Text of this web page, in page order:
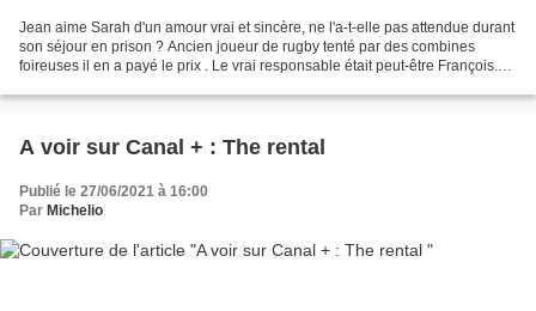
Jean aime Sarah d'un amour vrai et sincère, ne l'a-t-elle pas attendue durant
son séjour en prison ? Ancien joueur de rugby tenté par des combines
foireuses il en a payé le prix . Le vrai responsable était peut-être François.
A voir sur Canal + : The rental
Publié le 27/06/2021 à 16:00
Par Michelio